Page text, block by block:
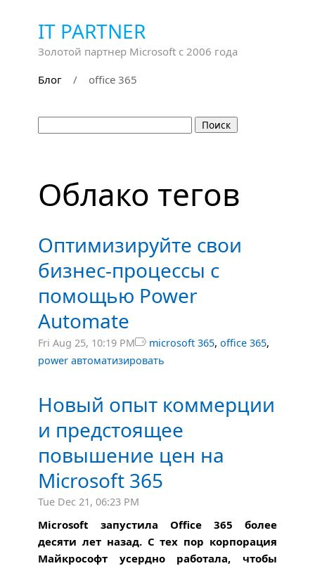
IT PARTNER
Золотой партнер Microsoft с 2006 года
Блог
/ office 365
Облако тегов
Оптимизируйте свои
бизнес-процессы с
помощью Power
Automate
Fri Aug 25, 10:19 PM microsoft 365, office 365,
power автоматизировать
Новый опыт коммерции
и предстоящее
повышение цен на
Microsoft 365
Tue Dec 21, 06:23 PM
Microsoft запустила Office 365 более
десяти лет назад. С тех пор корпорация
Майкрософт усердно работала, чтобы